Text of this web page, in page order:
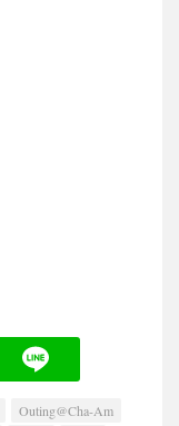
Outing@Cha-Am